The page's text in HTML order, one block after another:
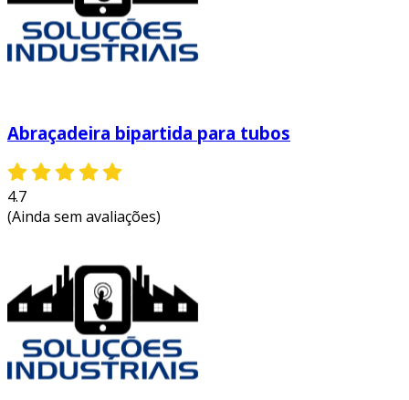
Abraçadeira bipartida para tubos
4.7
(Ainda sem avaliações)